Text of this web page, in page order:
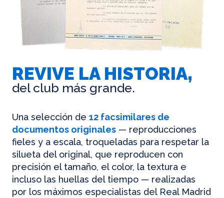
REVIVE LA HISTORIA,
del club más grande.
Una selección de 12 facsimilares de
documentos originales — reproducciones
fieles y a escala, troqueladas para respetar la
silueta del original, que reproducen con
precisión el tamaño, el color, la textura e
incluso las huellas del tiempo — realizadas
por los máximos especialistas del Real Madrid